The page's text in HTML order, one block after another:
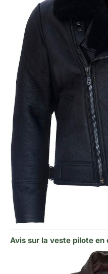
Avis sur la veste pilote en